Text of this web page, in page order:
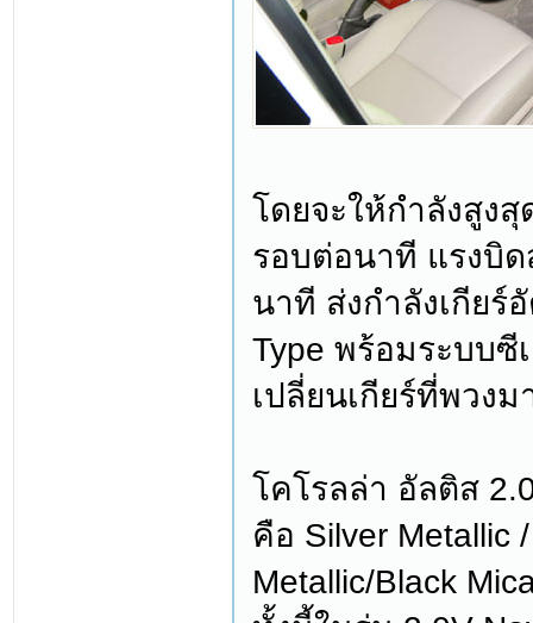
โดยจะให้กำลังสูง
รอบต่อนาที แรงบิ
นาที ส่งกำลังเกียร์
Type พร้อมระบบซี
เปลี่ยนเกียร์ที่พวงม
โคโรลล่า อัลติส
คือ Silver Metallic
Metallic/Black